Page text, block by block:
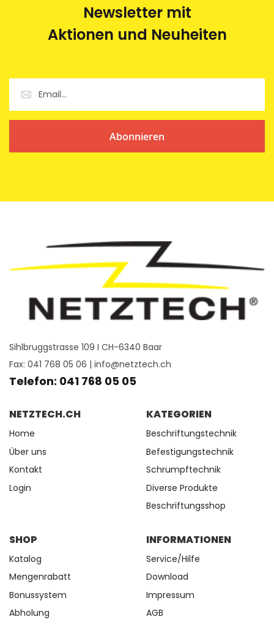
Newsletter mit
Aktionen und Neuheiten
Abonnieren
Sihlbruggstrasse 109 I CH-6340 Baar
Fax: 041 768 05 06 | info@netztech.ch
Telefon: 041 768 05 05
NETZTECH.CH
Home
Über uns
Kontakt
Login
KATEGORIEN
Beschriftungstechnik
Befestigungstechnik
Schrumpftechnik
Diverse Produkte
Beschriftungsshop
SHOP
Katalog
Mengenrabatt
Bonussystem
Abholung
INFORMATIONEN
Service/Hilfe
Download
Impressum
AGB